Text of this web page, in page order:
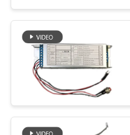
TRETEN
SIE
VERBINDUNG
Vertiefte